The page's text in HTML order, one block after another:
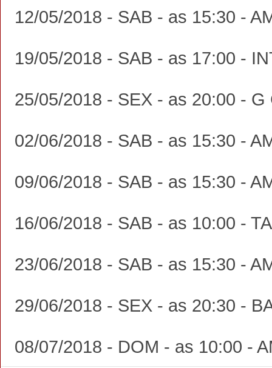
12/05/2018 - SAB - as 15:30 -
19/05/2018 - SAB - as 17:00 -
25/05/2018 - SEX - as 20:00 -
02/06/2018 - SAB - as 15:30 -
09/06/2018 - SAB - as 15:30 -
16/06/2018 - SAB - as 10:00 -
23/06/2018 - SAB - as 15:30 -
29/06/2018 - SEX - as 20:30 -
08/07/2018 - DOM - as 10:00 -